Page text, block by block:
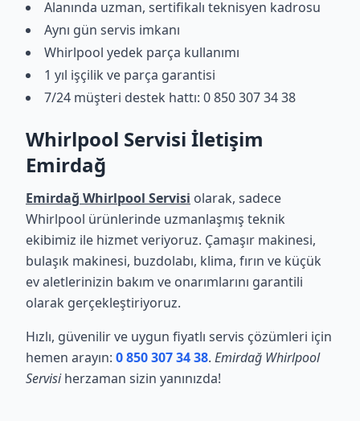
Alanında uzman, sertifikalı teknisyen kadrosu
Aynı gün servis imkanı
Whirlpool yedek parça kullanımı
1 yıl işçilik ve parça garantisi
7/24 müşteri destek hattı: 0 850 307 34 38
Whirlpool Servisi İletişim
Emirdağ
Emirdağ Whirlpool Servisi olarak, sadece
Whirlpool ürünlerinde uzmanlaşmış teknik
ekibimiz ile hizmet veriyoruz. Çamaşır makinesi,
bulaşık makinesi, buzdolabı, klima, fırın ve küçük
ev aletlerinizin bakım ve onarımlarını garantili
olarak gerçekleştiriyoruz.
Hızlı, güvenilir ve uygun fiyatlı servis çözümleri için
hemen arayın: 0 850 307 34 38. Emirdağ Whirlpool
Servisiherzaman sizin yanınızda!